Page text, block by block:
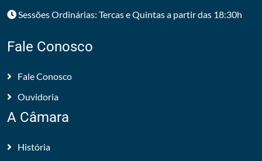
Sessões Ordinárias: Tercas e Quintas a partir das 18:30h
Fale Conosco
Fale Conosco
Ouvidoria
A Câmara
História